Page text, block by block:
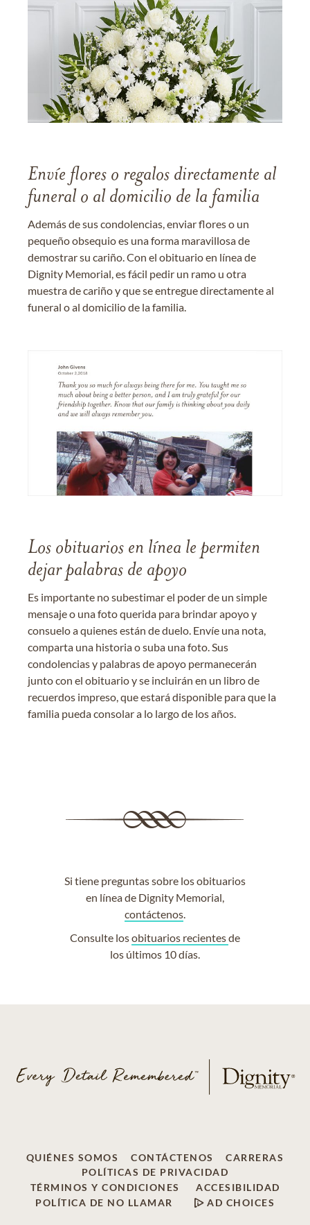
Envíe flores o regalos directamente al
funeral o al domicilio de la familia
Además de sus condolencias, enviar flores o un
pequeño obsequio es una forma maravillosa de
demostrar su cariño. Con el obituario en línea de
Dignity Memorial, es fácil pedir un ramo u otra
muestra de cariño y que se entregue directamente al
funeral o al domicilio de la familia.
Los obituarios en línea le permiten
dejar palabras de apoyo
Es importante no subestimar el poder de un simple
mensaje o una foto querida para brindar apoyo y
consuelo a quienes están de duelo. Envíe una nota,
comparta una historia o suba una foto. Sus
condolencias y palabras de apoyo permanecerán
junto con el obituario y se incluirán en un libro de
recuerdos impreso, que estará disponible para que la
familia pueda consolar a lo largo de los años.
Si tiene preguntas sobre los obituarios
en línea de Dignity Memorial,
contáctenos.
Consulte losobituarios recientesde
los últimos 10 días.
QUIÉNES SOMOS CONTÁCTENOS
CARRERAS
POLÍTICAS DE PRIVACIDAD
TÉRMINOS Y CONDICIONES
ACCESIBILIDAD
POLÍTICA DE NO LLAMAR
AD CHOICES